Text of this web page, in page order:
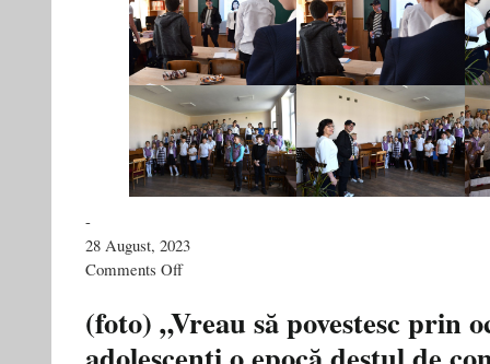
-
28 August, 2023
Comments Offon
după
(foto) „Vreau să povestesc prin